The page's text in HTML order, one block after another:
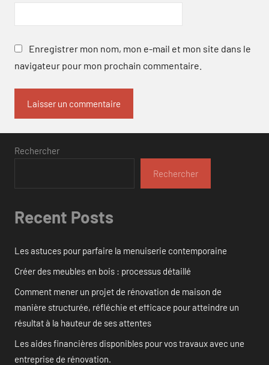
Enregistrer mon nom, mon e-mail et mon site dans le
navigateur pour mon prochain commentaire.
Rechercher
Rechercher
Recent Posts
Les astuces pour parfaire la menuiserie contemporaine
Créer des meubles en bois : processus détaillé
Comment mener un projet de rénovation de maison de
manière structurée, réfléchie et efficace pour atteindre un
résultat à la hauteur de ses attentes
Les aides financières disponibles pour vos travaux avec une
entreprise de rénovation.